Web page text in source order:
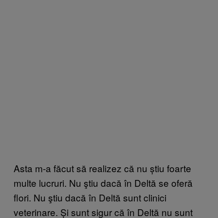
Asta m-a făcut să realizez că nu știu foarte
multe lucruri. Nu ştiu dacă în Deltă se oferă
flori. Nu ştiu dacă în Deltă sunt clinici
veterinare. Și sunt sigur că în Deltă nu sunt